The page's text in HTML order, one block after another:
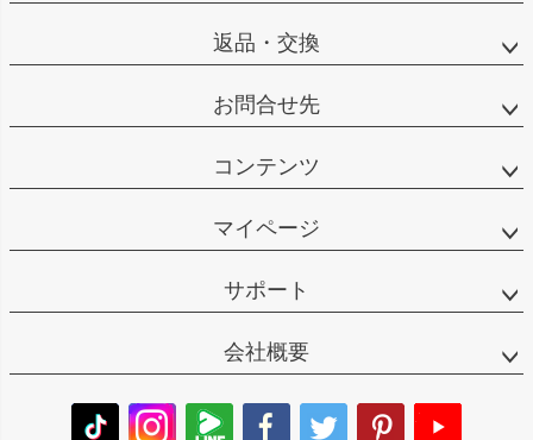
返品・交換
お問合せ先
コンテンツ
マイページ
サポート
会社概要